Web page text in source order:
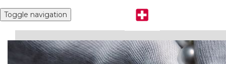
Toggle navigation